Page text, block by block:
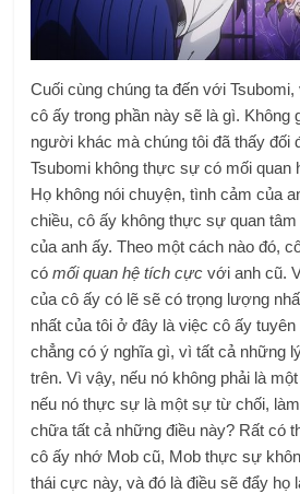
Cuối cùng chúng ta đến với
cô ấy trong phần này sẽ là gì. Không
người khác mà chúng tôi đã thấy đối
Tsubomi không thực sự có mối quan
Họ không nói chuyện, tình cảm của
chiều, cô ấy không thực sự quan
của anh ấy. Theo một cách nào đó,
cómối quan hệ tích cực với anh cũ.
của cô ấy có lẽ sẽ có trọng lượng
nhất của tôi ở đây là việc cô ấy
chẳng có ý nghĩa gì, vì tất cả những
trên. Vì vậy, nếu nó không phải là
nếu nó thực sự là một sự từ chối,
chữa tất cả những điều này? Rất có
cô ấy nhớ Mob cũ, Mob thực sự
thái cực này, và đó là điều sẽ đẩy họ